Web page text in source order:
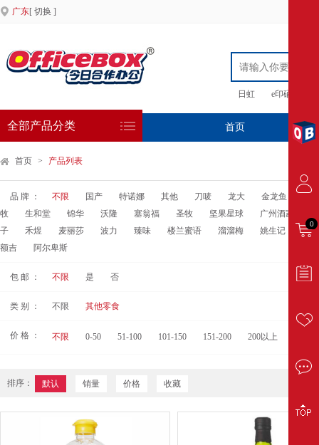
广东[ 切换 ]
日虹 e印硒鼓
全部产品分类 首页 专
首页 > 产品列表
品 牌 ： 不限 国产 特诺娜 其他 刀唛 龙大 金龙鱼
牧
生和堂 锦华 沃隆 塞翁福 圣牧 坚果星球 广州酒家
子
禾煜 麦丽莎 波力 臻味 楼兰蜜语 溜溜梅 姚生记
金字
额吉
阿尔卑斯
包 邮 ： 不限 是 否
类 别 ： 不限 其他零食
价 格 ： 不限 0-50 51-100 101-150 151-200 200以上
排序： 默认 销量 价格 收藏
0